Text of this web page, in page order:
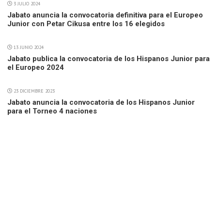
3 JULIO 2024
Jabato anuncia la convocatoria definitiva para el Europeo
Junior con Petar Cikusa entre los 16 elegidos
13 JUNIO 2024
Jabato publica la convocatoria de los Hispanos Junior para
el Europeo 2024
23 DICIEMBRE 2023
Jabato anuncia la convocatoria de los Hispanos Junior
para el Torneo 4 naciones